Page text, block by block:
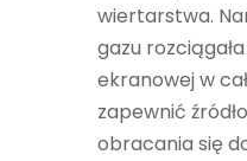
wiertarstwa.
gazu
ekranowej w
zapewnić
obracania się